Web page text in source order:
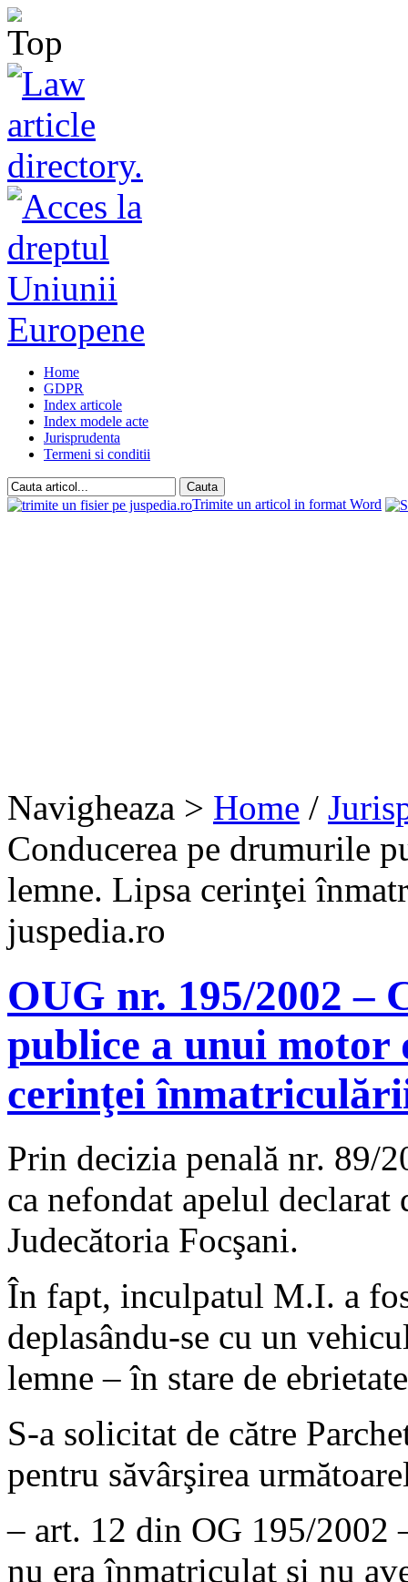
Home
GDPR
Index articole
Index modele acte
Jurisprudenta
Termeni si conditii
Trimite un articol in format Word
Navigheaza > Home /
Conducerea pe drumurile
lemne. Lipsa cerinţei
juspedia.ro
OUG nr. 195/2002 –
publice a unui motor
cerinţei
Prin decizia penală nr. 89/
ca nefondat apelul declarat
Judecătoria Focşani.
În fapt, inculpatul M.I. a
deplasându-se cu un
lemne – în stare de
S-a solicitat de către
pentru săvârşirea
– art. 12 din OG 195/2002
nu era înmatriculat şi nu